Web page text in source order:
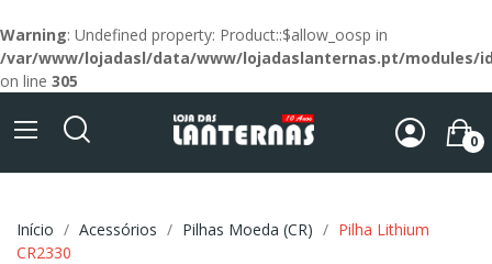
Warning: Undefined property: Product::$allow_oosp in
/var/www/lojadasl/data/www/lojadaslanternas.pt/modules/
on line 305
0
Início Acessórios Pilhas Moeda (CR)
Pilha Lithium
CR2330